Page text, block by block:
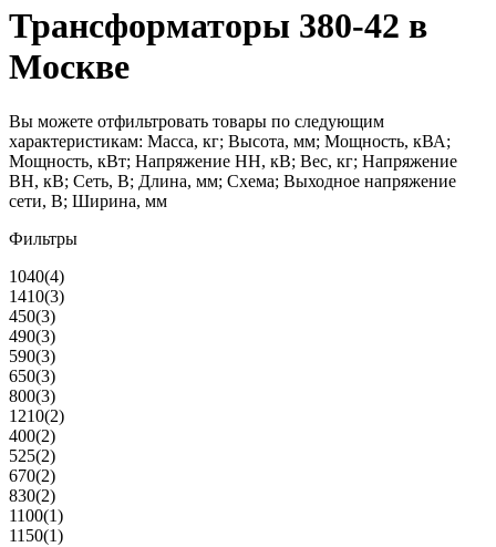
Трансформаторы 380-42 в
Москве
Вы можете отфильтровать товары по следующим
характеристикам: Масса, кг; Высота, мм; Мощность, кВА;
Мощность, кВт; Напряжение НН, кВ; Вес, кг; Напряжение
ВН, кВ; Сеть, В; Длина, мм; Схема; Выходное напряжение
сети, В; Ширина, мм
Фильтры
1040(4)
1410(3)
450(3)
490(3)
590(3)
650(3)
800(3)
1210(2)
400(2)
525(2)
670(2)
830(2)
1100(1)
1150(1)